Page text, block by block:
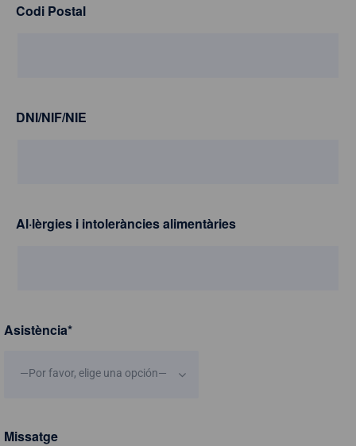
Codi Postal
DNI/NIF/NIE
Al·lèrgies i intoleràncies alimentàries
Asistència*
—Por favor, elige una opción—
Missatge